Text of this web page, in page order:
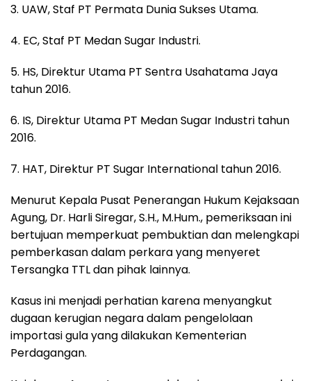
3. UAW, Staf PT Permata Dunia Sukses Utama.
4. EC, Staf PT Medan Sugar Industri.
5. HS, Direktur Utama PT Sentra Usahatama Jaya
tahun 2016.
6. IS, Direktur Utama PT Medan Sugar Industri tahun
2016.
7. HAT, Direktur PT Sugar International tahun 2016.
Menurut Kepala Pusat Penerangan Hukum Kejaksaan
Agung, Dr. Harli Siregar, S.H., M.Hum., pemeriksaan ini
bertujuan memperkuat pembuktian dan melengkapi
pemberkasan dalam perkara yang menyeret
Tersangka TTL dan pihak lainnya.
Kasus ini menjadi perhatian karena menyangkut
dugaan kerugian negara dalam pengelolaan
importasi gula yang dilakukan Kementerian
Perdagangan.